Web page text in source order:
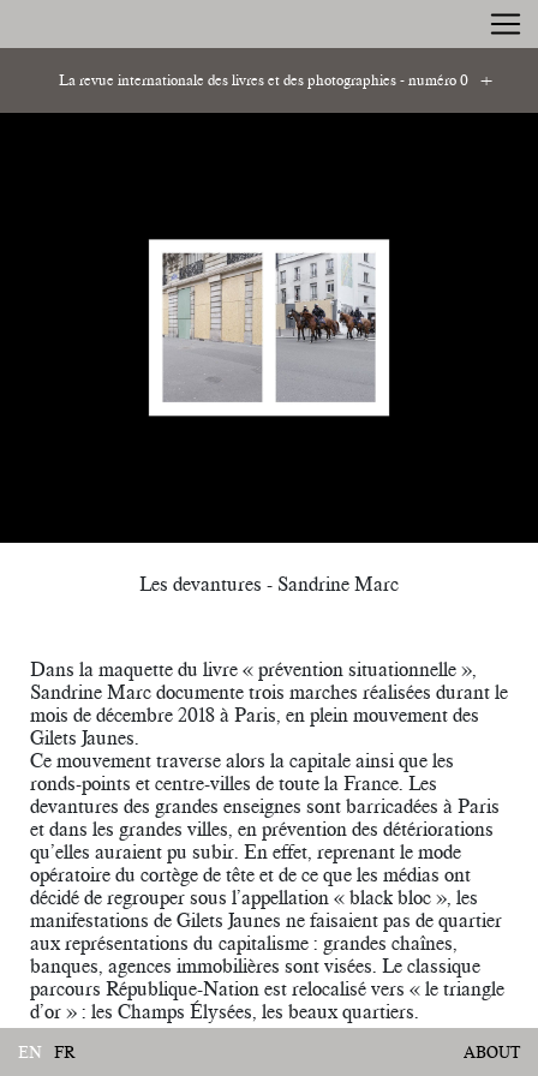
La revue internationale des livres et des photographies - numéro 0
Les devantures - Sandrine Marc
Dans la maquette du livre « prévention situationnelle »,
Sandrine Marc documente trois marches réalisées durant le
mois de décembre 2018 à Paris, en plein mouvement des
Gilets Jaunes.
Ce mouvement traverse alors la capitale ainsi que les
ronds-points et centre-villes de toute la France. Les
devantures des grandes enseignes sont barricadées à Paris
et dans les grandes villes, en prévention des détériorations
qu’elles auraient pu subir. En effet, reprenant le mode
opératoire du cortège de tête et de ce que les médias ont
décidé de regrouper sous l’appellation « black bloc », les
manifestations de Gilets Jaunes ne faisaient pas de quartier
aux représentations du capitalisme : grandes chaînes,
banques, agences immobilières sont visées. Le classique
parcours République-Nation est relocalisé vers « le triangle
d’or » : les Champs Élysées, les beaux quartiers.
Il s’agit de photographier des dispositifs. Prévention
EN FR ABOUT